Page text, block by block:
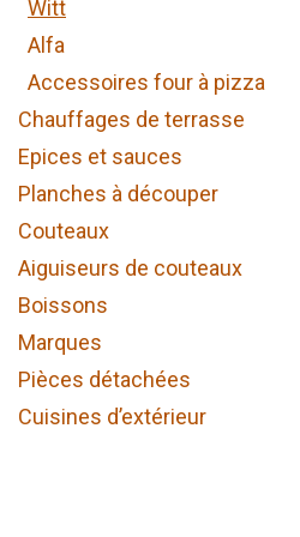
Witt
Alfa
Accessoires four à pizza
Chauffages de terrasse
Epices et sauces
Planches à découper
Couteaux
Aiguiseurs de couteaux
Boissons
Marques
Pièces détachées
Cuisines d’extérieur